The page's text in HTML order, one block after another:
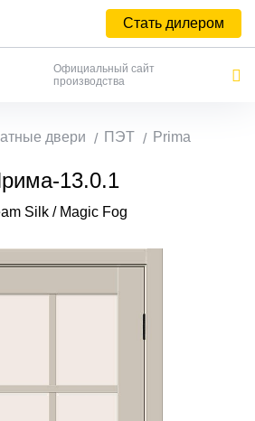
Стать дилером
Официальный сайт
производства
двери ПЭТ Prima
13.0.1
Silk / Magic Fog